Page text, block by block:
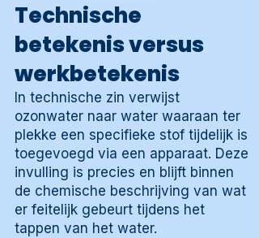
Technische
betekenis versus
werkbetekenis
In technische zin verwijst
ozonwater naar water waaraan ter
plekke een specifieke stof tijdelijk is
toegevoegd via een apparaat. Deze
invulling is precies en blijft binnen
de chemische beschrijving van wat
er feitelijk gebeurt tijdens het
tappen van het water.